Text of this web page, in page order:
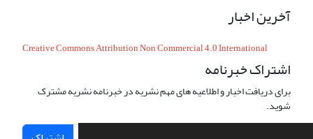
آخرین اخبار
Creative Commons Attribution Non Commercial 4.0 International
اشتراک خبرنامه
برای دریافت اخبار و اطلاعیه های مهم نشریه در خبرنامه نشریه مشترک
شوید.